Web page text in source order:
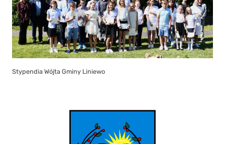
Stypendia Wójta Gminy Liniewo